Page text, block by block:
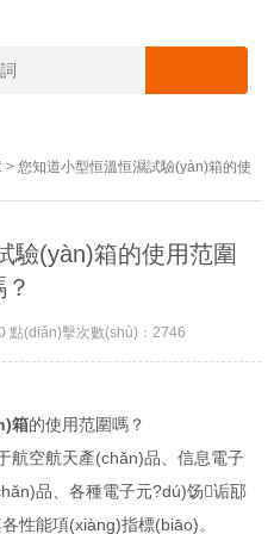
> 您知道小型恒溫恒濕試驗(yàn)箱的使
驗(yàn)箱的使用范圍
？
點(diǎn)擊次數(shù)：2746
箱的使用范圍嗎？
航空航天產(chǎn)品、信息電子
品、各種電子元?dú)饧诟邷
性能項(xiàng)指標(biāo)。